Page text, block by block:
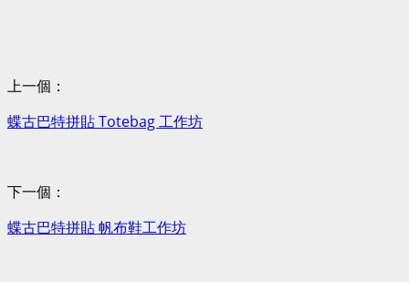
上一個：
蝶古巴特拼貼 Totebag 工作坊
下一個：
蝶古巴特拼貼 帆布鞋工作坊